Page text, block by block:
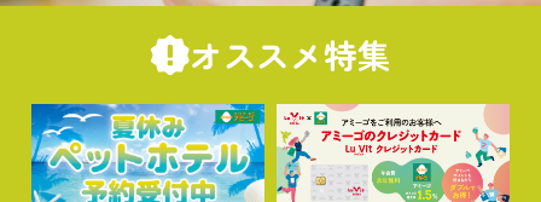
オススメ特集